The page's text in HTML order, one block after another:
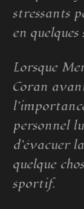
stressants
en quelques
Lorsque
Coran
personnel
d’évacuer
quelque
sportif.